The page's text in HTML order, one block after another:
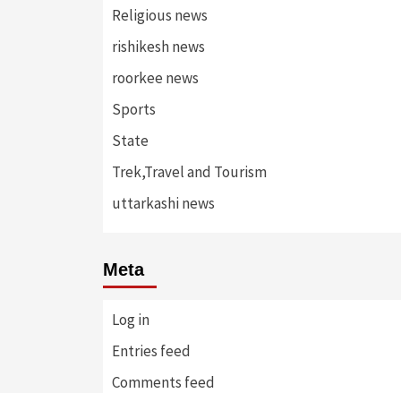
Religious news
rishikesh news
roorkee news
Sports
State
Trek,Travel and Tourism
uttarkashi news
Meta
Log in
Entries feed
Comments feed